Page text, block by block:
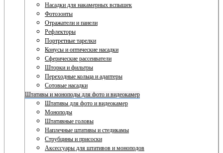
Насадки для накамерных вспышек
Фотозонты
Отражатели и панели
Рефлекторы
Портретные тарелки
Конусы и оптические насадки
Сферические рассеиватели
Шторки и фильтры
Переходные кольца и адаптеры
Сотовые насадки
Штативы и моноподы для фото и видеокамер
Штативы для фото и видеокамер
Моноподы
Штативные головы
Наплечные штативы и стедикамы
Струбцины и присоски
Аксессуары для штативов и моноподов